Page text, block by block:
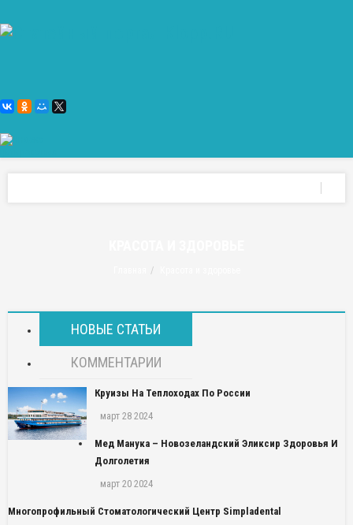
НОВЫЕ СТАТЬИ
КОММЕНТАРИИ
Круизы На Теплоходах По России
март 28 2024
Мед Манука – Новозеландский Эликсир Здоровья И
Долголетия
март 20 2024
Многопрофильный Стоматологический Центр Simpladental